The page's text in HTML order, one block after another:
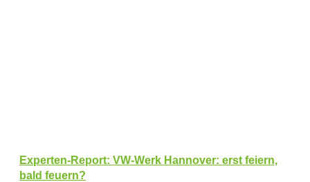
Experten-Report: VW-Werk Hannover: erst feiern,
bald feuern?